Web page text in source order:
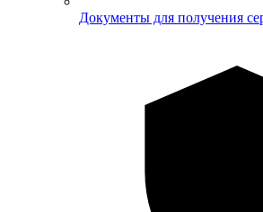
Документы для получения